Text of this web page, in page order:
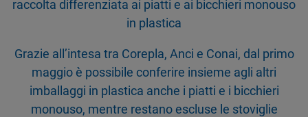
raccolta differenziata ai piatti e ai bicchieri monouso
in plastica
Grazie all’intesa tra Corepla, Anci e Conai, dal primo
maggio è possibile conferire insieme agli altri
imballaggi in plastica anche i piatti e i bicchieri
monouso, mentre restano escluse le stoviglie